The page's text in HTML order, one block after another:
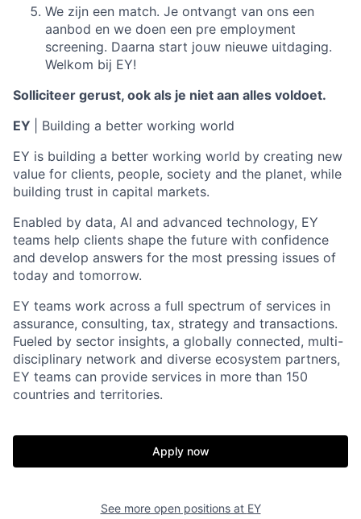
We zijn een match. Je ontvangt van ons een
aanbod en we doen een pre employment
screening. Daarna start jouw nieuwe uitdaging.
Welkom bij EY!
Solliciteer gerust, ook als je niet aan alles voldoet.
EY
| Building a better working world
EY is building a better working world by creating new
value for clients, people, society and the planet, while
building trust in capital markets.
Enabled by data, AI and advanced technology, EY
teams help clients shape the future with confidence
and develop answers for the most pressing issues of
today and tomorrow.
EY teams work across a full spectrum of services in
assurance, consulting, tax, strategy and transactions.
Fueled by sector insights, a globally connected, multi-
disciplinary network and diverse ecosystem partners,
EY teams can provide services in more than 150
countries and territories.
Apply now
See more open positions at EY